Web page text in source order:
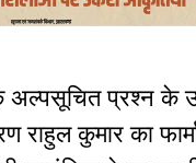
प्रश्न के
राहुल कुमार का